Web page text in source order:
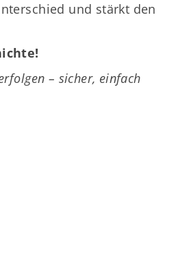
und stärkt den
– sicher, einfach